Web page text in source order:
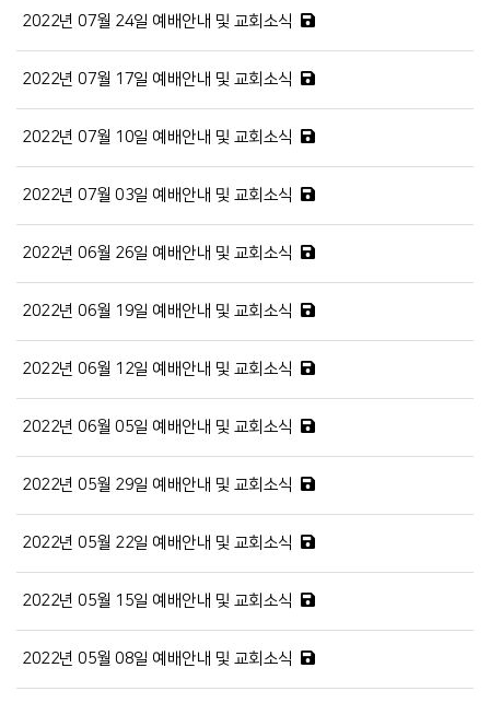
2022년 07월 24일 예배안내 및 교회소식
2022년 07월 17일 예배안내 및 교회소식
2022년 07월 10일 예배안내 및 교회소식
2022년 07월 03일 예배안내 및 교회소식
2022년 06월 26일 예배안내 및 교회소식
2022년 06월 19일 예배안내 및 교회소식
2022년 06월 12일 예배안내 및 교회소식
2022년 06월 05일 예배안내 및 교회소식
2022년 05월 29일 예배안내 및 교회소식
2022년 05월 22일 예배안내 및 교회소식
2022년 05월 15일 예배안내 및 교회소식
2022년 05월 08일 예배안내 및 교회소식